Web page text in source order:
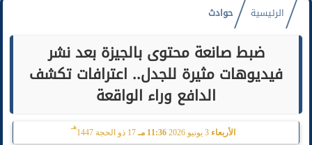
الرئيسية حوادث
ضبط صانعة محتوى بالجيزة بعد نشر
فيديوهات مثيرة للجدل.. اعترافات تكشف
الدافع وراء الواقعة
الأربعاء 11:36 مـ 17 ذو الحجة 1447
هـ